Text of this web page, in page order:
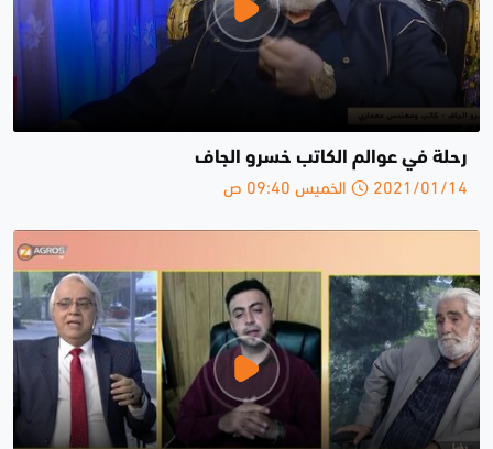
رحلة في عوالم الكاتب خسرو الجاف
2021/01/14 الخميس 09:40 ص